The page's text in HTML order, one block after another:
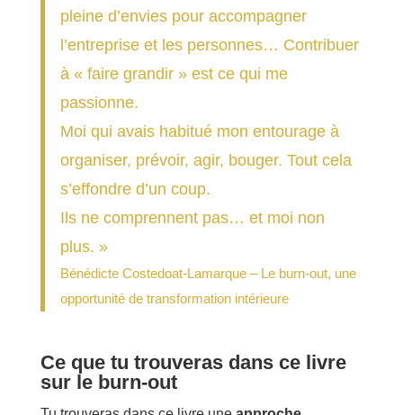
pleine d’envies pour accompagner
l’entreprise et les personnes… Contribuer
à « faire grandir » est ce qui me
passionne.
Moi qui avais habitué mon entourage à
organiser, prévoir, agir, bouger. Tout cela
s’effondre d’un coup.
Ils ne comprennent pas… et moi non
plus. »
Bénédicte Costedoat-Lamarque – Le burn-out, une
opportunité de transformation intérieure
Ce que tu trouveras dans ce livre
sur le burn-out